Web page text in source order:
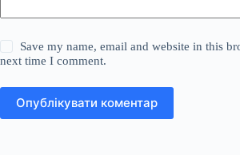
Save my name, email and website in this
next time I comment.
Опублікувати коментар